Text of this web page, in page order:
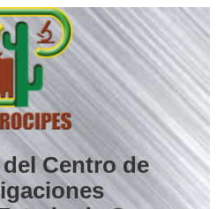
Centro de